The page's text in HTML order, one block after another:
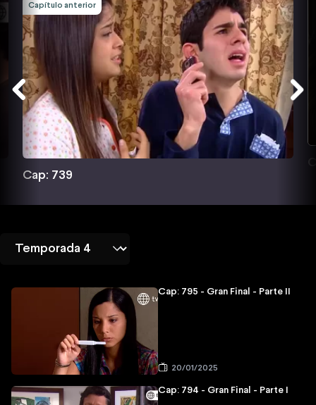
Capítulo anterior
Cap: 739
Cap: 795 - Gran Final - Parte II
20/01/2025
Cap: 794 - Gran Final - Parte I